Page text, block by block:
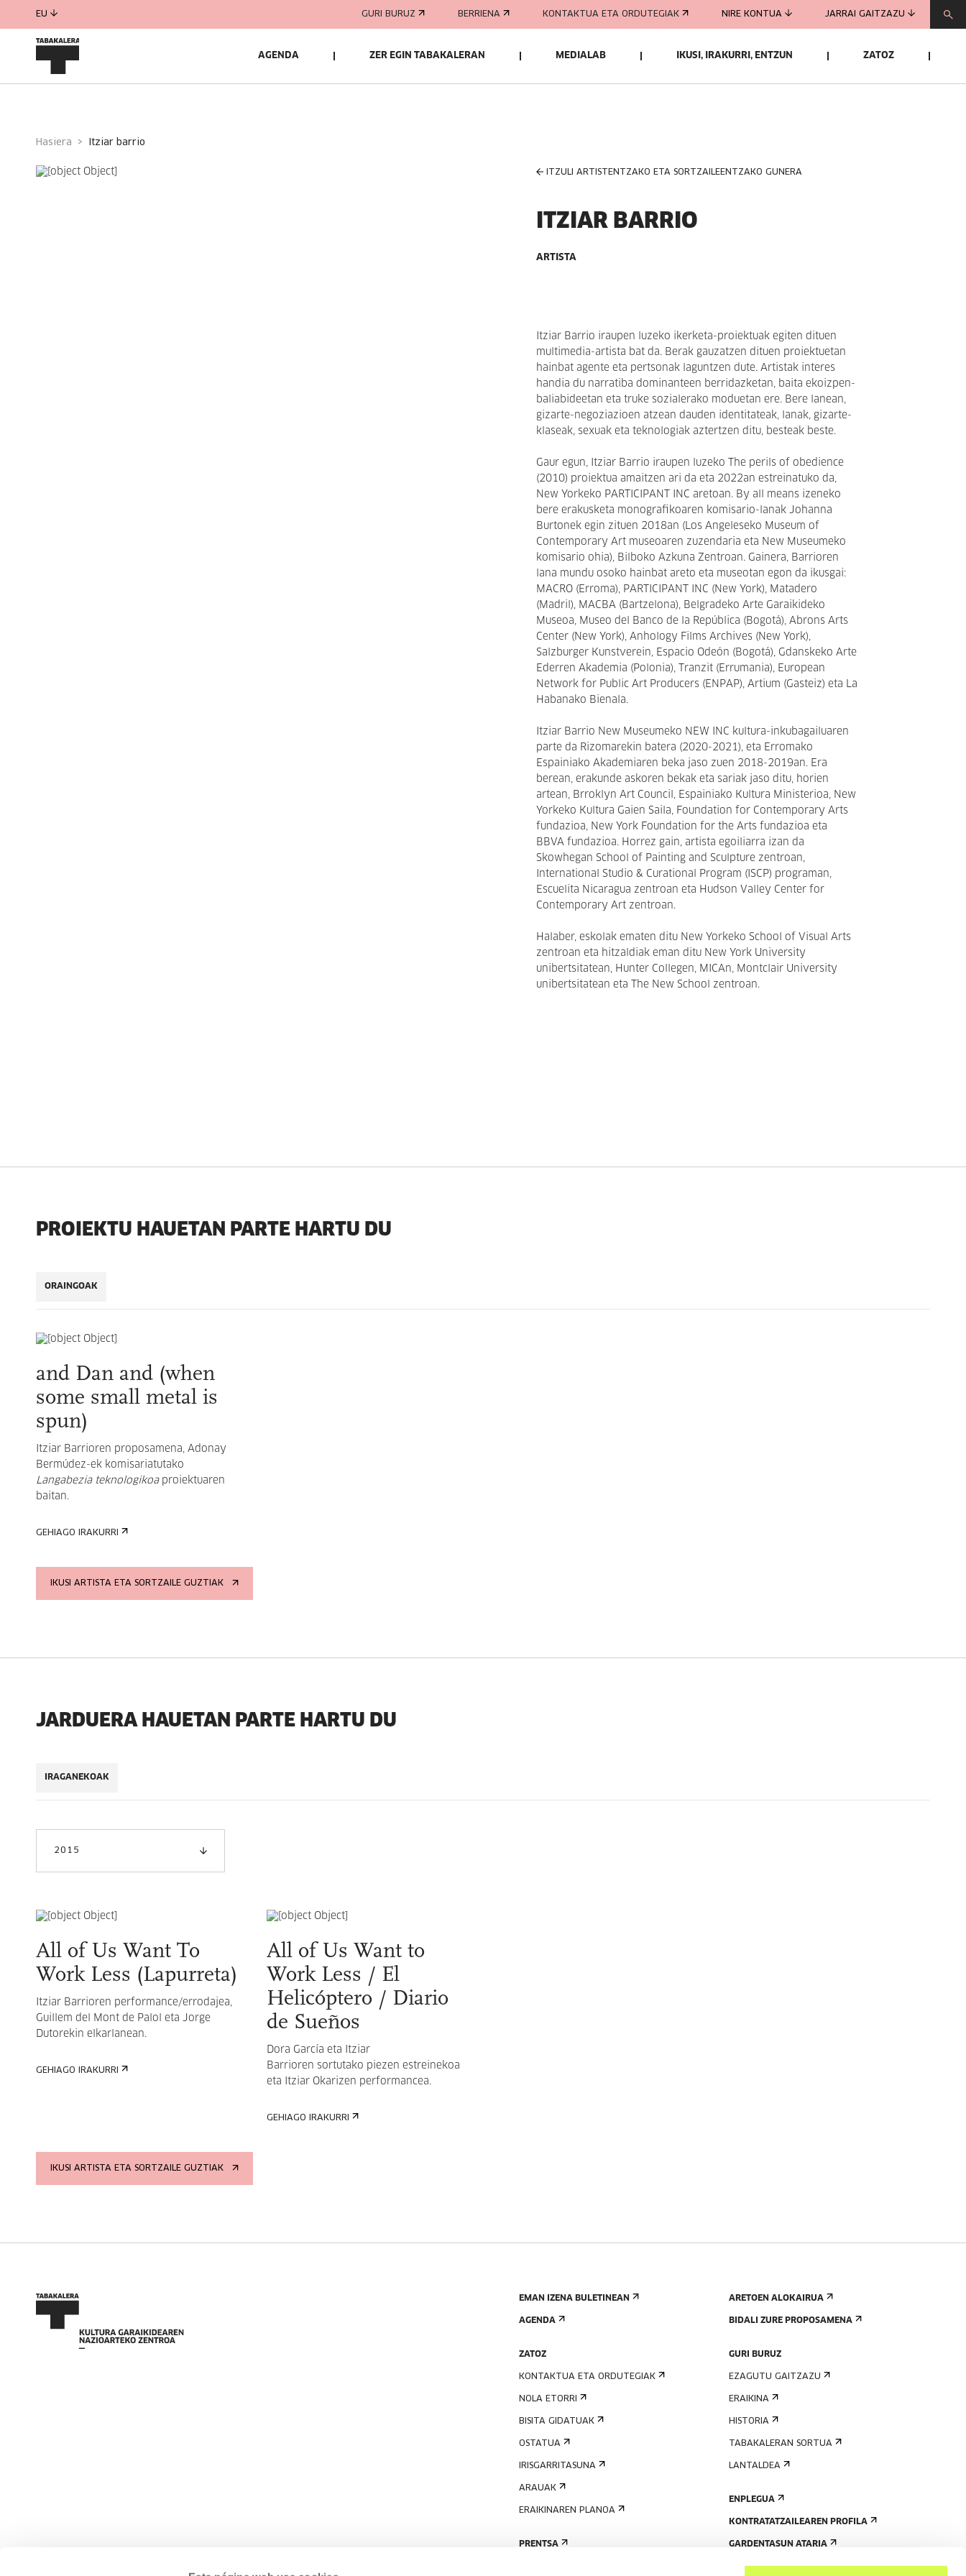
EU GURI BURUZ BERRIENA KONTAKTUA ETA ORDUTEGIAK NIRE KONTUA JARRAI GAITZAZU
AGENDA ZER EGIN TABAKALERAN MEDIALAB IKUSI, IRAKURRI, ENTZUN ZATOZ
Hasiera itziar barrio
ITZULI ARTISTENTZAKO ETA SORTZAILEENTZAKO GUNERA
ITZIAR BARRIO
ARTISTA
Itziar Barrio iraupen luzeko ikerketa-proiektuak egiten dituen
multimedia-artista bat da. Berak gauzatzen dituen proiektuetan
hainbat agente eta pertsonak laguntzen dute. Artistak interes
handia du narratiba dominanteen berridazketan, baita ekoizpen-
baliabideetan eta truke sozialerako moduetan ere. Bere lanean,
gizarte-negoziazioen atzean dauden identitateak, lanak, gizarte-
klaseak, sexuak eta teknologiak aztertzen ditu, besteak beste.
Gaur egun, Itziar Barrio iraupen luzeko The perils of obedience
(2010) proiektua amaitzen ari da eta 2022an estreinatuko da,
New Yorkeko PARTICIPANT INC aretoan. By all means izeneko
bere erakusketa monografikoaren komisario-lanak Johanna
Burtonek egin zituen 2018an (Los Angeleseko Museum of
Contemporary Art museoaren zuzendaria eta New Museumeko
komisario ohia), Bilboko Azkuna Zentroan. Gainera, Barrioren
lana mundu osoko hainbat areto eta museotan egon da ikusgai:
MACRO (Erroma), PARTICIPANT INC (New York), Matadero
(Madril), MACBA (Bartzelona), Belgradeko Arte Garaikideko
Museoa, Museo del Banco de la República (Bogotá), Abrons Arts
Center (New York), Anhology Films Archives (New York),
Salzburger Kunstverein, Espacio Odeón (Bogotá), Gdanskeko Arte
Ederren Akademia (Polonia), Tranzit (Errumania), European
Network for Public Art Producers (ENPAP), Artium (Gasteiz) eta La
Habanako Bienala.
Itziar Barrio New Museumeko NEW INC kultura-inkubagailuaren
parte da Rizomarekin batera (2020-2021), eta Erromako
Espainiako Akademiaren beka jaso zuen 2018-2019an. Era
berean, erakunde askoren bekak eta sariak jaso ditu, horien
artean, Brroklyn Art Council, Espainiako Kultura Ministerioa, New
Yorkeko Kultura Gaien Saila, Foundation for Contemporary Arts
fundazioa, New York Foundation for the Arts fundazioa eta
BBVA fundazioa. Horrez gain, artista egoiliarra izan da
Skowhegan School of Painting and Sculpture zentroan,
International Studio & Curational Program (ISCP) programan,
Escuelita Nicaragua zentroan eta Hudson Valley Center for
Contemporary Art zentroan.
Halaber, eskolak ematen ditu New Yorkeko School of Visual Arts
zentroan eta hitzaldiak eman ditu New York University
unibertsitatean, Hunter Collegen, MICAn, Montclair University
unibertsitatean eta The New School zentroan.
PROIEKTU HAUETAN PARTE HARTU DU
ORAINGOAK
and Dan and (when
some small metal is
spun)
Itziar Barrioren proposamena, Adonay
Bermúdez-ek komisariatutako
Langabezia teknologikoaproiektuaren
baitan.
GEHIAGO IRAKURRI
IKUSI ARTISTA ETA SORTZAILE GUZTIAK
JARDUERA HAUETAN PARTE HARTU DU
IRAGANEKOAK
2015
All of Us Want To
Work Less (Lapurreta)
Itziar Barrioren performance/errodajea,
Guillem del Mont de Palol eta Jorge
Dutorekin elkarlanean.
GEHIAGO IRAKURRI
All of Us Want to
Work Less / El
Helicóptero / Diario
de Sueños
Dora García eta Itziar
Barrioren sortutako piezen estreinekoa
eta Itziar Okarizen performancea.
GEHIAGO IRAKURRI
IKUSI ARTISTA ETA SORTZAILE GUZTIAK
EMAN IZENA BULETINEAN
AGENDA
ZATOZ
KONTAKTUA ETA ORDUTEGIAK
NOLA ETORRI
BISITA GIDATUAK
OSTATUA
IRISGARRITASUNA
ARAUAK
ERAIKINAREN PLANOA
PRENTSA
ARETOEN ALOKAIRUA
BIDALI ZURE PROPOSAMENA
GURI BURUZ
EZAGUTU GAITZAZU
ERAIKINA
HISTORIA
TABAKALERAN SORTUA
LANTALDEA
ENPLEGUA
KONTRATATZAILEAREN PROFILA
GARDENTASUN ATARIA